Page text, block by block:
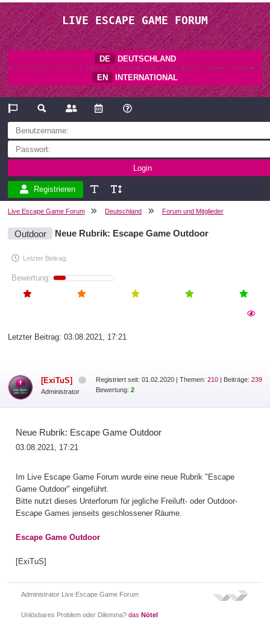
LIVE ESCAPE GAME FORUM
DE DEUTSCHLAND
EN INTERNATIONAL
Registrieren
Live Escape Game Forum Deutschland Forum und Mitglieder
Outdoor Neue Rubrik: Escape Game Outdoor
Letzter Beitrag:
Bewertung:
Letzter Beitrag: 03.08.2021, 17:21
[ExiTuS]
Administrator
Registriert seit: 01.02.2020 |Themen:210 | Beiträge:239
Bewertung:2
Neue Rubrik: Escape Game Outdoor
03.08.2021, 17:21
Im Live Escape Game Forum wurde eine neue Rubrik "Escape
Game Outdoor" eingeführt.
Bitte nutzt dieses Unterforum für jegliche Freiluft- oder Outdoor-
Escape Games jenseits geschlossener Räume.
Escape Game Outdoor
[ExiTuS]
Administrator Live Escape Game Forum
Unlösbares Problem oder Dilemma? das Nötel